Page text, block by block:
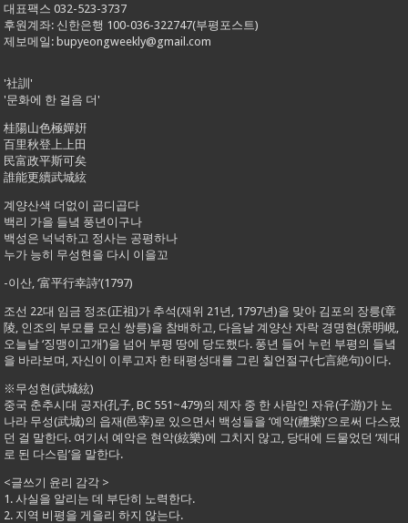
대표팩스 032-523-3737
후원계좌: 신한은행 100-036-322747(부평포스트)
제보메일: bupyeongweekly@gmail.com
'社訓'
'문화에 한 걸음 더'
桂陽山色極嬋姸
百里秋登上上田
民富政平斯可矣
誰能更續武城絃
계양산색 더없이 곱디곱다
백리 가을 들녘 풍년이구나
백성은 넉넉하고 정사는 공평하나
누가 능히 무성현을 다시 이을꼬
-이산, ‘富平行幸詩’(1797)
조선 22대 임금 정조(正祖)가 추석(재위 21년, 1797년)을 맞아 김포의 장릉(章
陵, 인조의 부모를 모신 쌍릉)을 참배하고, 다음날 계양산 자락 경명현(景明峴,
오늘날 ‘징맹이고개’)을 넘어 부평 땅에 당도했다. 풍년 들어 누런 부평의 들녘
을 바라보며, 자신이 이루고자 한 태평성대를 그린 칠언절구(七言絶句)이다.
※무성현(武城絃)
중국 춘추시대 공자(孔子, BC 551~479)의 제자 중 한 사람인 자유(子游)가 노
나라 무성(武城)의 읍재(邑宰)로 있으면서 백성들을 ‘예악(禮樂)’으로써 다스렸
던 걸 말한다. 여기서 예악은 현악(絃樂)에 그치지 않고, 당대에 드물었던 ‘제대
로 된 다스림’을 말한다.
<글쓰기 윤리 감각 >
1. 사실을 알리는 데 부단히 노력한다.
2. 지역 비평을 게을리 하지 않는다.